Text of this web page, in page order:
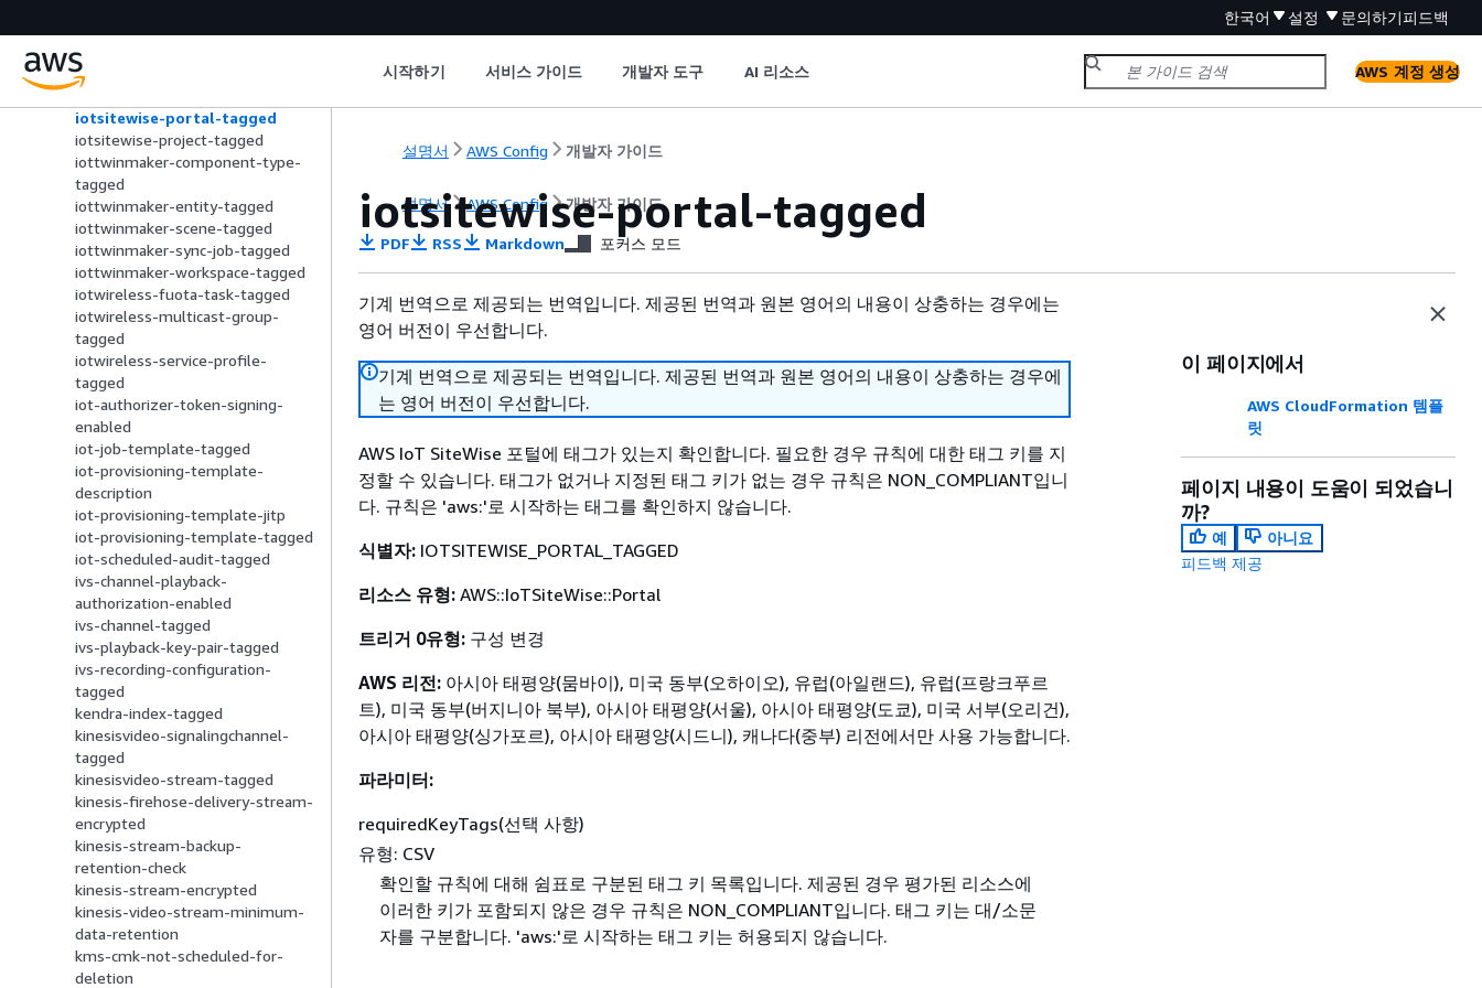
한국어 설정 문의하기피드백
시작하기 서비스 가이드 개발자 도구 AI 리소스 AWS 계정 생성
iotsitewise-asset-model-tagged
iotsitewise-dashboard-tagged
iotsitewise-portal-tagged
iotsitewise-project-tagged
iottwinmaker-component-type-
tagged
iottwinmaker-entity-tagged
iottwinmaker-scene-tagged
iottwinmaker-sync-job-tagged
iottwinmaker-workspace-tagged
iotwireless-fuota-task-tagged
iotwireless-multicast-group-
tagged
iotwireless-service-profile-
tagged
iot-authorizer-token-signing-
enabled
iot-job-template-tagged
iot-provisioning-template-
description
iot-provisioning-template-jitp
iot-provisioning-template-tagged
iot-scheduled-audit-tagged
ivs-channel-playback-
authorization-enabled
ivs-channel-tagged
ivs-playback-key-pair-tagged
ivs-recording-configuration-
tagged
kendra-index-tagged
kinesisvideo-signalingchannel-
tagged
kinesisvideo-stream-tagged
kinesis-firehose-delivery-stream-
encrypted
kinesis-stream-backup-
retention-check
kinesis-stream-encrypted
kinesis-video-stream-minimum-
data-retention
kms-cmk-not-scheduled-for-
deletion
설명서 AWS Config 개발자 가이드
설명서 AWS Config 개발자 가이드
iotsitewise-portal-tagged
PDF RSS Markdown 포커스 모드
기계 번역으로 제공되는 번역입니다. 제공된 번역과 원본 영어의 내용이 상충하는 경우에는
영어 버전이 우선합니다.
기계 번역으로 제공되는 번역입니다. 제공된 번역과 원본 영어의 내용이 상충하는 경우에
는 영어 버전이 우선합니다.
AWS IoT SiteWise 포털에 태그가 있는지 확인합니다. 필요한 경우 규칙에 대한 태그 키를 지
정할 수 있습니다. 태그가 없거나 지정된 태그 키가 없는 경우 규칙은 NON_COMPLIANT입니
다. 규칙은 'aws:'로 시작하는 태그를 확인하지 않습니다.
식별자: IOTSITEWISE_PORTAL_TAGGED
리소스 유형: AWS::IoTSiteWise::Portal
트리거 0유형: 구성 변경
AWS 리전: 아시아 태평양(뭄바이), 미국 동부(오하이오), 유럽(아일랜드), 유럽(프랑크푸르
트), 미국 동부(버지니아 북부), 아시아 태평양(서울), 아시아 태평양(도쿄), 미국 서부(오리건),
아시아 태평양(싱가포르), 아시아 태평양(시드니), 캐나다(중부) 리전에서만 사용 가능합니다.
파라미터:
requiredKeyTags(선택 사항)
유형: CSV
확인할 규칙에 대해 쉼표로 구분된 태그 키 목록입니다. 제공된 경우 평가된 리소스에
이러한 키가 포함되지 않은 경우 규칙은 NON_COMPLIANT입니다. 태그 키는 대/소문
자를 구분합니다. 'aws:'로 시작하는 태그 키는 허용되지 않습니다.
이 페이지에서
AWS CloudFormation 템플
릿
페이지 내용이 도움이 되었습니
까?
예
아니요
피드백 제공